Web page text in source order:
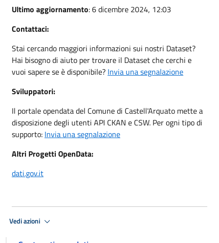
Ultimo aggiornamento: 6 dicembre 2024, 12:03
Contattaci:
Stai cercando maggiori informazioni sui nostri Dataset?
Hai bisogno di aiuto per trovare il Dataset che cerchi e
vuoi sapere se è disponibile? Invia una segnalazione
Sviluppatori:
Il portale opendata del Comune di Castell'Arquato mette a
disposizione degli utenti API CKAN e CSW. Per ogni tipo di
supporto: Invia una segnalazione
Altri Progetti OpenData:
dati.gov.it
Vedi azioni